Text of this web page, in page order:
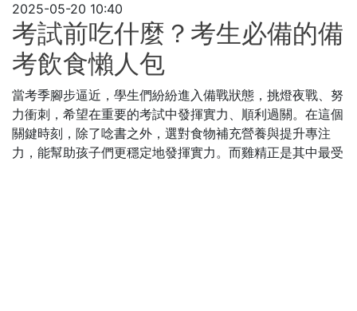
2025-05-20 10:40
考試前吃什麼？考生必備的備
考飲食懶人包
當考季腳步逼近，學生們紛紛進入備戰狀態，挑燈夜戰、努
力衝刺，希望在重要的考試中發揮實力、順利過關。在這個
關鍵時刻，除了唸書之外，選對食物補充營養與提升專注
力，能幫助孩子們更穩定地發揮實力。而雞精正是其中最受